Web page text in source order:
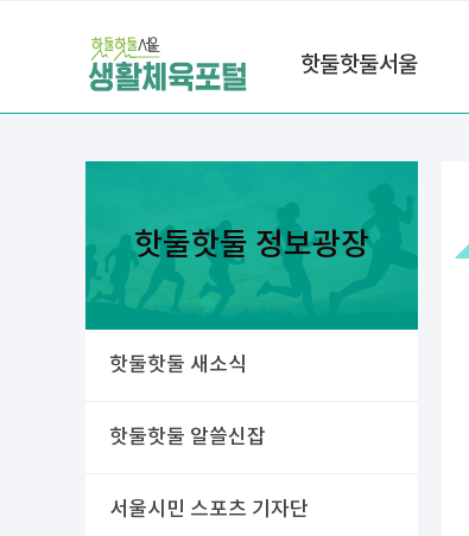
핫둘핫둘서울
핫둘핫둘 정보광장
핫둘핫둘 새소식
핫둘핫둘 알쓸신잡
서울시민 스포츠 기자단